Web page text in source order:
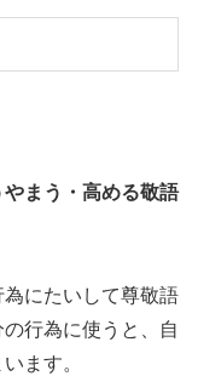
まう・高める敬語
にたいして尊敬語
行為に使うと、自
ます。